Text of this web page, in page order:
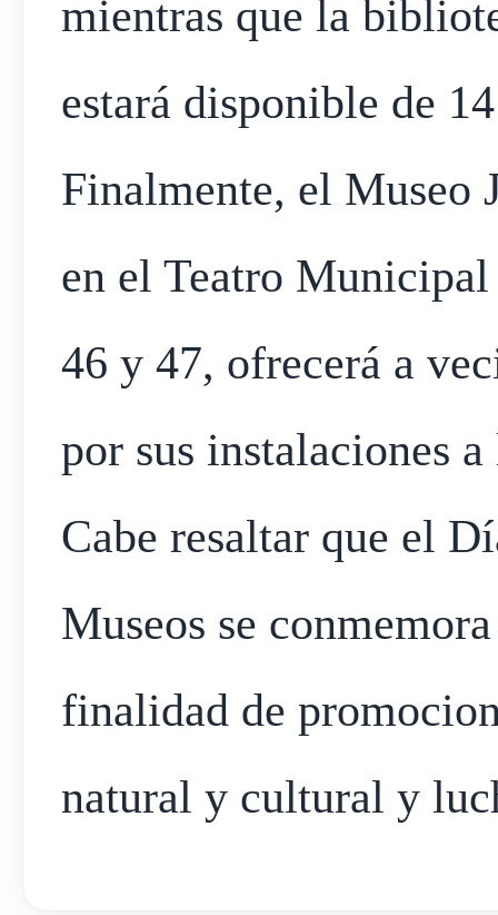
mientras que la
estará disponible de
Finalmente, el Museo
en el Teatro
46 y 47, ofrecerá a
por sus instalaciones
Cabe resaltar que el
Museos se
finalidad de
natural y cultural y